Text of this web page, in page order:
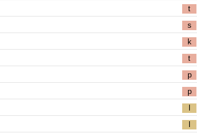
t
s
k
t
p
p
l
l